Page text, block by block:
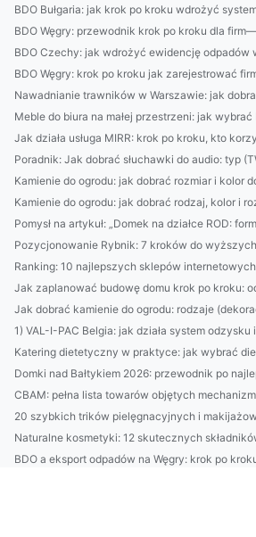
BDO Bułgaria: jak krok po kroku wdrożyć
BDO Węgry: przewodnik krok po kroku dla
BDO Czechy: jak wdrożyć ewidencję odpadów
BDO Węgry: krok po kroku jak zarejestrować
Nawadnianie trawników w Warszawie: jak
Meble do biura na małej przestrzeni: jak
Jak działa usługa MIRR: krok po kroku, kto
Poradnik: Jak dobrać słuchawki do audio: typ
Kamienie do ogrodu: jak dobrać rozmiar i kolor
Kamienie do ogrodu: jak dobrać rodzaj, kolor i
Pomysł na artykuł: „Domek na działce ROD:
Pozycjonowanie Rybnik: 7 kroków do
Ranking: 10 najlepszych sklepów
Jak zaplanować budowę domu krok po kroku:
Jak dobrać kamienie do ogrodu: rodzaje
1) VAL-I-PAC Belgia: jak działa system odzysku
Katering dietetyczny w praktyce: jak wybrać
Domki nad Bałtykiem 2026: przewodnik po
CBAM: pełna lista towarów objętych
20 szybkich trików pielęgnacyjnych i
Naturalne kosmetyki: 12 skutecznych
BDO a eksport odpadów na Węgry: krok po